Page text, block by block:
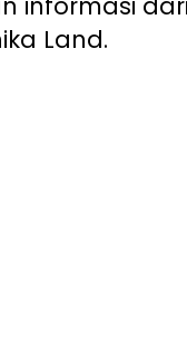
Land.